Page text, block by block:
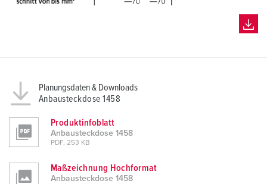
h
Planungsdaten & Downloads
Anbausteckdose 1458
Produktinfoblatt
Anbausteckdose 1458
PDF, 253 KB
Maßzeichnung Hochformat
Anbausteckdose 1458